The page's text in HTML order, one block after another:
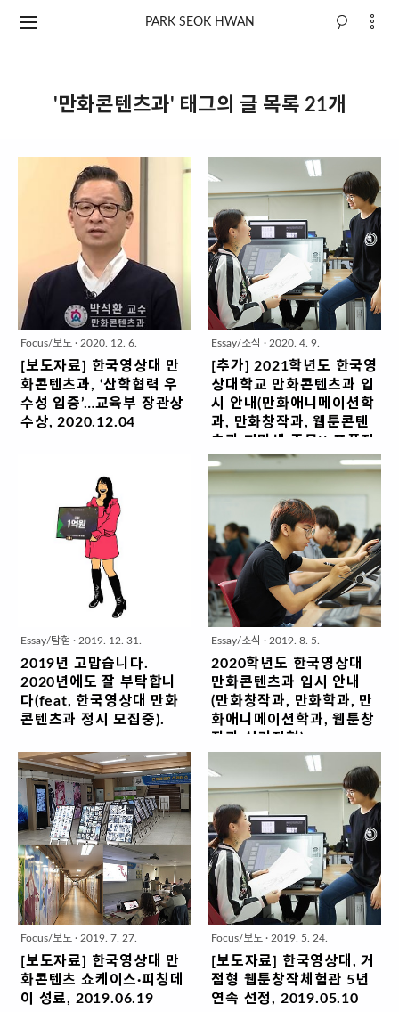
PARK SEOK HWAN
'만화콘텐츠과' 태그의 글 목록 21개
Focus/보도 · 2020. 12. 6.
[보도자료] 한국영상대 만
화콘텐츠과, ‘산학협력 우
수성 입증’…교육부 장관상
수상, 2020.12.04
협력 EXPO’에서 ‘산학협력 우수사
례-인력양성’ 부문의 교육부 장관상
(장려상)을 수상했다. 산학협력
EXPO는 교육부가 주최하고 한국연
구재단이 주관하는 행사로 전국 대
학의 산학협력단과 인력양성 기관
이 참여해 우수 사례를 격려하고 대
표성과를 확산하는 자리다. 올해는
코로나19로 인해 가상현실로 재현
사를 진행한다. 만화콘텐츠과는 ‘산
학협력 우수사례-인력양성’ 부문에
서 ‘웹툰작가 양성을 위한 산학일체
형 고도화 학과 운영사례’로 교육부
는 기존의 ‘학과 중심 교육 과정(Flat
형 과정)’을 ‘산학일체형 교육 과정
(Fixed형 과정)’으로 전환한 결과 ‘피
칭데이, 쇼케이스, 로드쇼..
Essay/소식 · 2020. 4. 9.
[추가] 2021학년도 한국영
상대학교 만화콘텐츠과 입
시 안내(만화애니메이션학
과, 만화창작과, 웹툰콘텐
츠과 지망생 주목!! 포플전
형/실기전형-상황표현, 칸
만화, 웹툰에 대하여~~)
모집 정원 97명으로 증원 코로나
19 사태로 대학 일정이 연기되고 있
습니다만... 그래도 내일은 준비해야
하고 많은 분들이 궁금해 하시기도
해서 2021학년도 한국영상대학교
만화콘텐츠과 입시계획을 공유합니
다. 올 해 특이사항은... 지난 해에 이
어 17명 증원이 됐습니다. 네네... 대
운 상황이지만 잘 되고 있습니다.
^^; 더 열심히 하라고... 해야겠지요.
입시 전형 다양화(포트폴리오 전형
신설, 실기전형에 상황표현 추가) 최
생 모집을 해왔으나 컴퓨터 작업이
대중화 되고 있는 추세인데 대학의
정형화된 실기전형 만으로는 이를
수용할 수 없어서 면접(포트폴리오)
전형을 신설했습니다. 수시1차에서
만 30명을 뽑는 만큼 많은 관심 바
랍니다. ..
Essay/탐험 · 2019. 12. 31.
2019년 고맙습니다.
2020년에도 잘 부탁합니
다(feat, 한국영상대 만화
콘텐츠과 정시 모집중).
도 참 많은 분들의 도움으로 여러 일
들을 했습니다. 고맙습니다. 대학에
온지 7년 차. 올 해 가장 기쁜 일은
뭐니뭐니해도 15년 졸업한 루즌아
작가가 네이버지상최대공모전에서
대상을 받은 것입니다. 선배의 활약
에 맞춰 후배들도 여러 공모전과 플
랫폼에서 입상 및 데뷔를 이어가고
있습니다. 고마운 일이고 더 열심히
해야 하는 이유이기도 합니다. 50명
정원이 조금씩 늘다가 올 해 80명이
됐습니다. 그 덕에 3분반 운영에 신
티크 실습실도 1실 추가해서 3실(각
Essay/소식 · 2019. 8. 5.
2020학년도 한국영상대
만화콘텐츠과 입시 안내
(만화창작과, 만화학과, 만
화애니메이션학과, 웹툰창
작과 실기전형),
안녕하십니까. 한국영상대 만화콘
텐츠과 학과장 박석환입니다. 여름
방학이 얼마 남지 않았습니다. 이제
입시의 계절입니다. 교수들에게는
좋은 학생 유치를 위해 열심히 뛰어
야 하는 홍보의 계절이기도 합니다.
^^; 홍보 들어갑니다~~ 2020학년
도 한국영상대학교 만화콘텐츠과의
입학정원은 80명입니다. 2006년
지 입학정원이 50명(2분반)이었는
데 매년 조금씩 늘면서 2019년부
터 3분반 체제로 운영되고 있습니
Focus/보도 · 2019. 7. 27.
[보도자료] 한국영상대 만
화콘텐츠 쇼케이스·피칭데
이 성료, 2019.06.19
Focus/보도 · 2019. 5. 24.
[보도자료] 한국영상대, 거
점형 웹툰창작체험관 5년
연속 선정, 2019.05.10